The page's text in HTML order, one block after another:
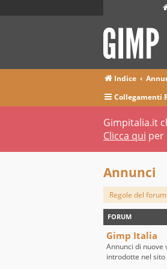
Indice
Collegamenti
Gimpitalia.it
Clicca qui per
Annunci
Regole del forum
FORUM
Gimp Italia
Annunci di
introdotte nel sito